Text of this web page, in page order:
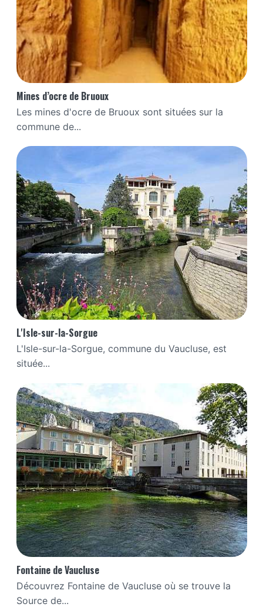
Mines d’ocre de Bruoux
Les mines d'ocre de Bruoux sont situées sur la
commune de...
L'Isle-sur-la-Sorgue
L'Isle-sur-la-Sorgue, commune du Vaucluse, est
située...
Fontaine de Vaucluse
Découvrez Fontaine de Vaucluse où se trouve la
Source de...